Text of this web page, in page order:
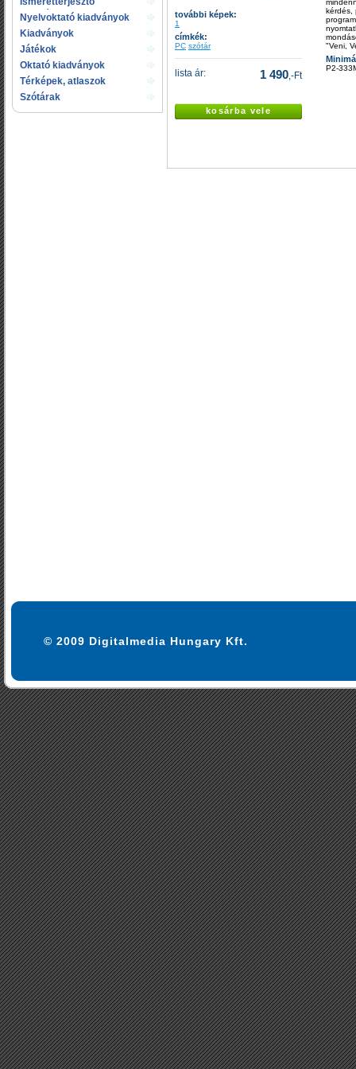
kiadványok
Nyelvoktató kiadványok
Kiadványok
gyermekeknek
Játékok
Oktató kiadványok
Térképek, atlaszok
Szótárak
további képek:
1
címkék:
PC szótár
lista ár: 1 490,-Ft
kosárba vele
kérdés,
"Veni,
P2-
© 2009 Digitalmedia Hungary Kft.